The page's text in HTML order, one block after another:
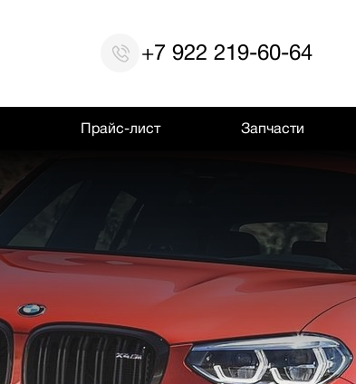
+7 922 219-60-64
Прайс-лист Запчасти